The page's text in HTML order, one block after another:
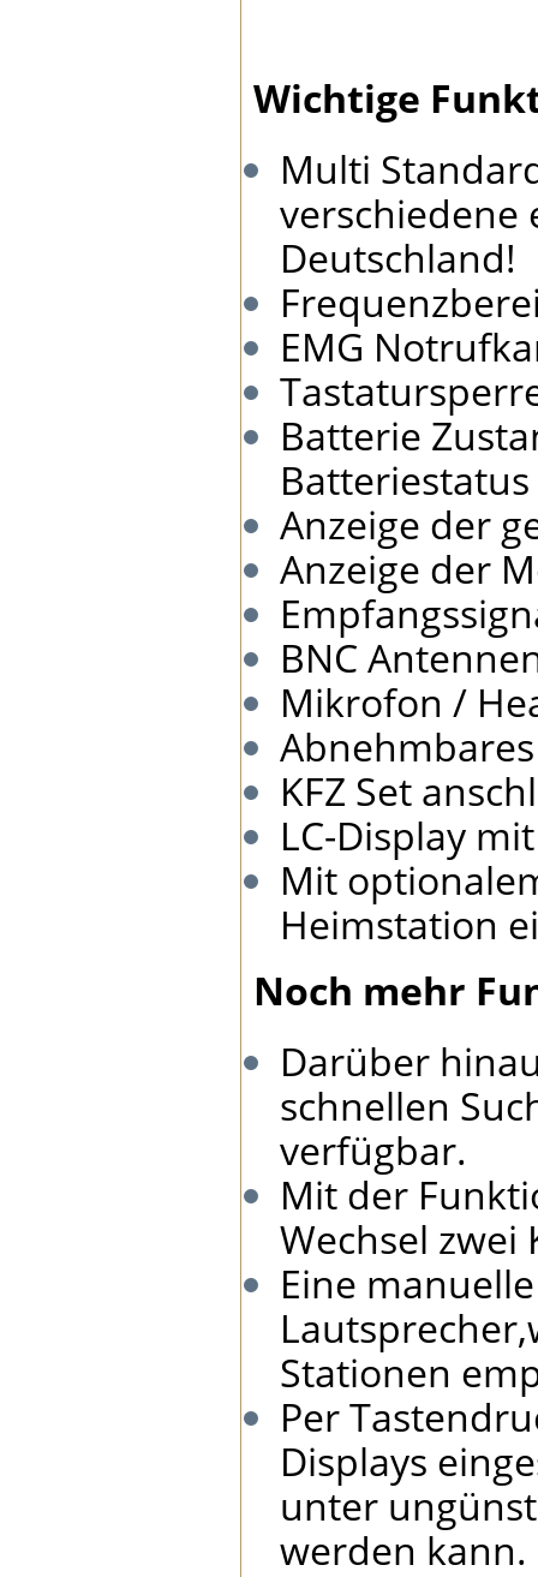
Wichtige
Multi
verschiedene
Deutschland!
EMG
Batterie
Batteriestatus
Anzeige der
Anzeige der
BNC
Mikrofon /
KFZ Set
LC-Display
Mit
Heimstation
Noch mehr
Darüber
schnellen
verfügbar.
Mit der
Wechsel
Eine
Stationen
Per
Displays
unter
werden kann.